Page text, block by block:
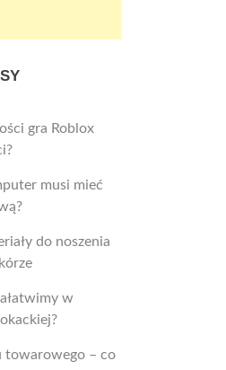
gra Roblox
musi mieć
do noszenia
w
towarowego – co